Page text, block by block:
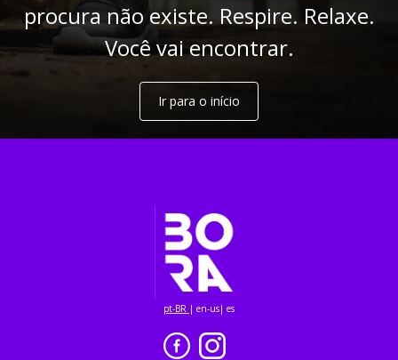
procura não existe. Respire. Relaxe.
Você vai encontrar.
Ir para o início
pt-BR | en-us| es